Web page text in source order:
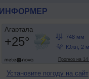
ИНФОРМЕР
Установите погоду на сайт